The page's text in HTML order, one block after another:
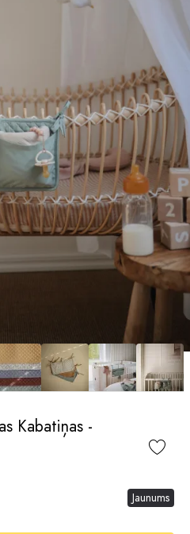
Kabatiņas -
Jaunums